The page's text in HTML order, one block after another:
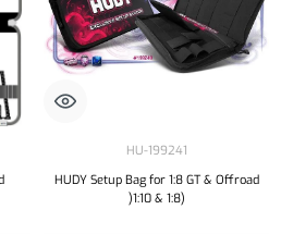
HU-199241
HUDY Setup Bag for 1:8 GT & Offroad
)1:10 & 1:8)